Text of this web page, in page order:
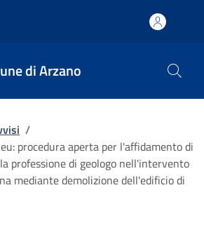
di Arzano
/
procedura aperta per l'affidamento di
professione di geologo nell'intervento
mediante demolizione dell'edificio di